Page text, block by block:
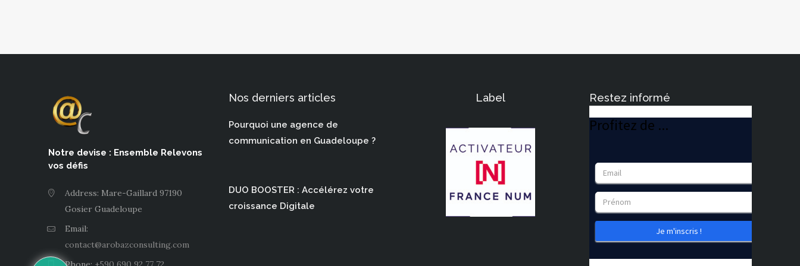
Notre devise : Ensemble Relevons
vos défis
Address: Mare-Gaillard 97190
Gosier Guadeloupe
Email:
contact@arobazconsulting.com
Nos derniers articles
Pourquoi une agence de
communication en Guadeloupe ?
DUO BOOSTER : Accélérez votre
croissance Digitale
Label Restez informé